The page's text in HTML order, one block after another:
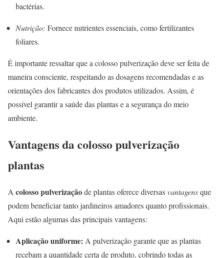
bactérias.
Nutrição: Fornece nutrientes essenciais, como fertilizantes
foliares.
É importante ressaltar que a colosso pulverização deve ser feita de
maneira consciente, respeitando as dosagens recomendadas e as
orientações dos fabricantes dos produtos utilizados. Assim, é
possível garantir a saúde das plantas e a segurança do meio
ambiente.
Vantagens da colosso pulverização
plantas
A colosso pulverizaçãode plantas oferece diversasvantagensque
podem beneficiar tanto jardineiros amadores quanto profissionais.
Aqui estão algumas das principais vantagens:
Aplicação uniforme: A pulverização garante que as plantas
recebam a quantidade certa de produto, cobrindo todas as